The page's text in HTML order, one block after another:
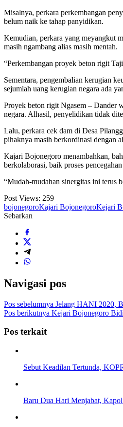
Misalnya, perkara perkembangan
belum naik ke tahap panyidikan.
Kemudian, perkara yang meyangkut
masih ngambang alias masih mentah.
“Perkembangan proyek beton rigit
Sementara, pengembalian kerugian
sejumlah uang kerugian negara ada
Proyek beton rigit Ngasem – Dander
negara. Alhasil, penyelidikan tidak
Lalu, perkara cek dam di Desa
pihaknya masih berkordinasi dengan
Kajari Bojonegoro menambahkan,
berkolaborasi, baik proses
“Mudah-mudahan sinergitas ini terus
Post Views: 259
bojonegoroKajari BojonegoroKejari
Sebarkan
Navigasi pos
Pos sebelumnya Jelang HANI 2020,
Pos berikutnya Kejari Bojonegoro
Pos terkait
Sebut Keadilan Tertunda,
Baru Dua Hari Menjabat,